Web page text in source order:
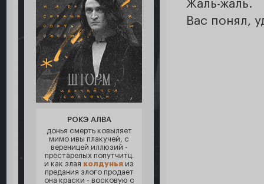
РОКЭ АЛВА
донья смерть ковыляет
мимо ивы плакучей, с
вереницей иллюзий -
престарелых попутчитц.
и как злая колдунья из
предания злого продает
она краски - восковую с
Жаль-жаль.
Вас понял,